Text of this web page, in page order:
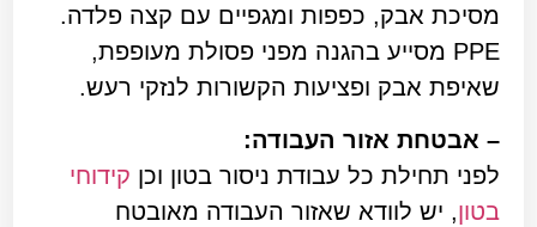
מסיכת אבק, כפפות ומגפיים עם קצה פלדה.
PPE מסייע בהגנה מפני פסולת מעופפת,
שאיפת אבק ופציעות הקשורות לנזקי רעש.
– אבטחת אזור העבודה:
לפני תחילת כל עבודת ניסור בטון וכן קידוחי
בטון, יש לוודא שאזור העבודה מאובטח